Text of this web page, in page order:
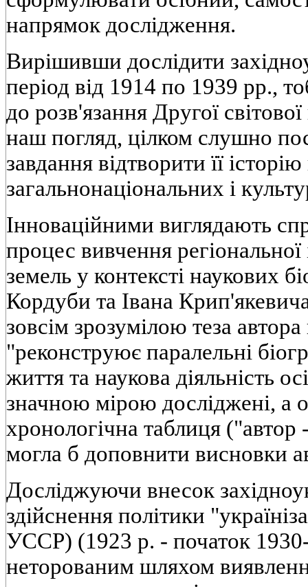
напрямок дослiдження.
Вирiшивши дослiдити
перiод вiд 1914 по 1939 pp.,
до розв'язання Другої
наш погляд, цiлком слушно
завдання вiдтворити її
загальнонацiональних i
Iнновацiйними виглядають
процес вивчення
земель у контекстi наукових
Кордуби та Iвана
зовсiм зрозумiлою теза
"реконструює паралельнi
життя та наукова дiяльнiсть
значною мiрою дослiдженi, а
хронологiчна таблиця ("автор
могла б доповнити висновки
Дослiджуючи внесок
здiйснення полiтики
УССР) (1923 р. - початок
неторованим шляхом